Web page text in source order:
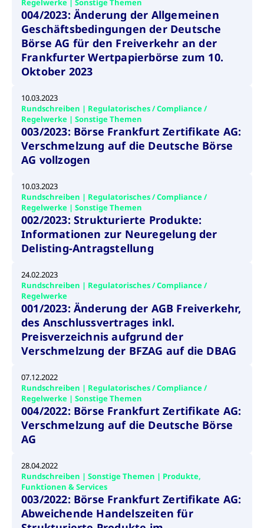
institutionellen Kunden Zugang zu einem
Dark Pool, der die effiziente Ausführung
zum Midpoint-Preis ermöglicht.
Mehr
Jetzt abonnieren
Regelwerke | Sonstige Themen
004/2023: Änderung der Allgemeinen
Geschäftsbedingungen der Deutsche
Börse AG für den Freiverkehr an der
Frankfurter Wertpapierbörse zum 10.
Oktober 2023
10.03.2023
Rundschreiben | Regulatorisches / Compliance /
Regelwerke | Sonstige Themen
003/2023: Börse Frankfurt Zertifikate AG:
Verschmelzung auf die Deutsche Börse
AG vollzogen
10.03.2023
Rundschreiben | Regulatorisches / Compliance /
Regelwerke | Sonstige Themen
002/2023: Strukturierte Produkte:
Informationen zur Neuregelung der
Delisting-Antragstellung
24.02.2023
Rundschreiben | Regulatorisches / Compliance /
Regelwerke
001/2023: Änderung der AGB Freiverkehr,
des Anschlussvertrages inkl.
Preisverzeichnis aufgrund der
Verschmelzung der BFZAG auf die DBAG
07.12.2022
Rundschreiben | Regulatorisches / Compliance /
Regelwerke | Sonstige Themen
004/2022: Börse Frankfurt Zertifikate AG:
Verschmelzung auf die Deutsche Börse
AG
28.04.2022
Rundschreiben | Sonstige Themen | Produkte,
Funktionen & Services
003/2022: Börse Frankfurt Zertifikate AG:
Abweichende Handelszeiten für
ApplicationGatewayAffinity
www.cashmarket.deutsche-
Session
CookieScriptConsent
ApplicationGatewayAffinityCORS
analytics.deutsche-
boerse.com
ApplicationGatewayAffinityCORS
www.cashmarket.deutsche-
Name Anbieter / Domain
bis
Beschreibung
_pk_id.7.931a
www.cashmarket.deutsche-
1 Jahr
Name
Anbieter /
Domain
Gültig
bis
Beschreibung